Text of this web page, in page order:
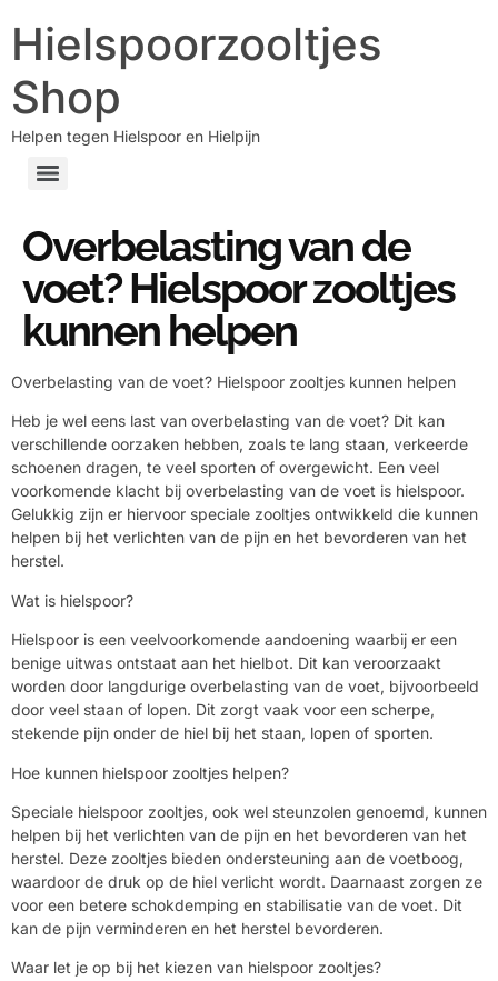
Hielspoorzooltjes
Shop
Helpen tegen Hielspoor en Hielpijn
Overbelasting van de
voet? Hielspoor zooltjes
kunnen helpen
Overbelasting van de voet? Hielspoor zooltjes kunnen helpen
Heb je wel eens last van overbelasting van de voet? Dit kan
verschillende oorzaken hebben, zoals te lang staan, verkeerde
schoenen dragen, te veel sporten of overgewicht. Een veel
voorkomende klacht bij overbelasting van de voet is hielspoor.
Gelukkig zijn er hiervoor speciale zooltjes ontwikkeld die kunnen
helpen bij het verlichten van de pijn en het bevorderen van het
herstel.
Wat is hielspoor?
Hielspoor is een veelvoorkomende aandoening waarbij er een
benige uitwas ontstaat aan het hielbot. Dit kan veroorzaakt
worden door langdurige overbelasting van de voet, bijvoorbeeld
door veel staan of lopen. Dit zorgt vaak voor een scherpe,
stekende pijn onder de hiel bij het staan, lopen of sporten.
Hoe kunnen hielspoor zooltjes helpen?
Speciale hielspoor zooltjes, ook wel steunzolen genoemd, kunnen
helpen bij het verlichten van de pijn en het bevorderen van het
herstel. Deze zooltjes bieden ondersteuning aan de voetboog,
waardoor de druk op de hiel verlicht wordt. Daarnaast zorgen ze
voor een betere schokdemping en stabilisatie van de voet. Dit
kan de pijn verminderen en het herstel bevorderen.
Waar let je op bij het kiezen van hielspoor zooltjes?